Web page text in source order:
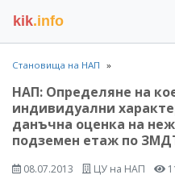
kik.info
Становища на НАП
НАП: Определяне на
индивидуални
данъчна оценка на
подземен етаж по
08.07.2013 ЦУ на НАП